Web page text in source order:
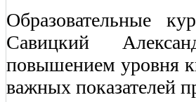
Образовательные
Савицкий
повышением уровня
важных показателей